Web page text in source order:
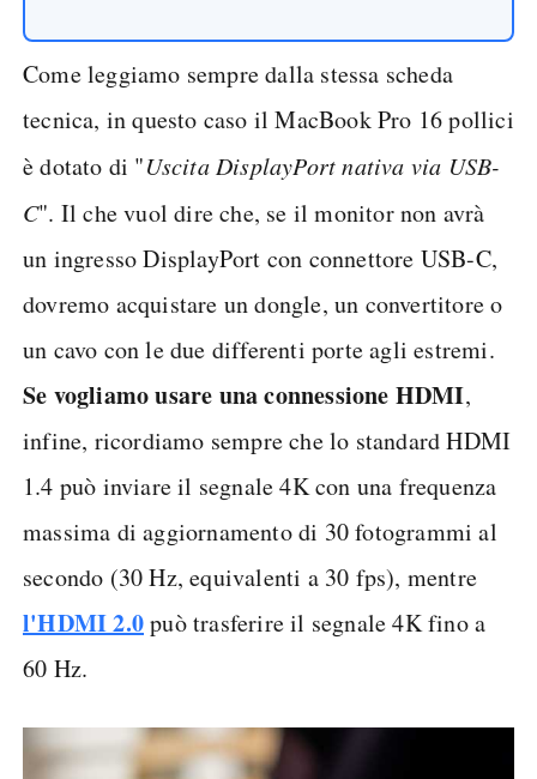
Come leggiamo sempre dalla stessa scheda
tecnica, in questo caso il MacBook Pro 16 pollici
è dotato di "Uscita DisplayPort nativa via USB-
C". Il che vuol dire che, se il monitor non avrà
un ingresso DisplayPort con connettore USB-C,
dovremo acquistare un dongle, un convertitore o
un cavo con le due differenti porte agli estremi.
Se vogliamo usare una connessione HDMI,
infine, ricordiamo sempre che lo standard HDMI
1.4 può inviare il segnale 4K con una frequenza
massima di aggiornamento di 30 fotogrammi al
secondo (30 Hz, equivalenti a 30 fps), mentre
l'HDMI 2.0può trasferire il segnale 4K fino a
60 Hz.